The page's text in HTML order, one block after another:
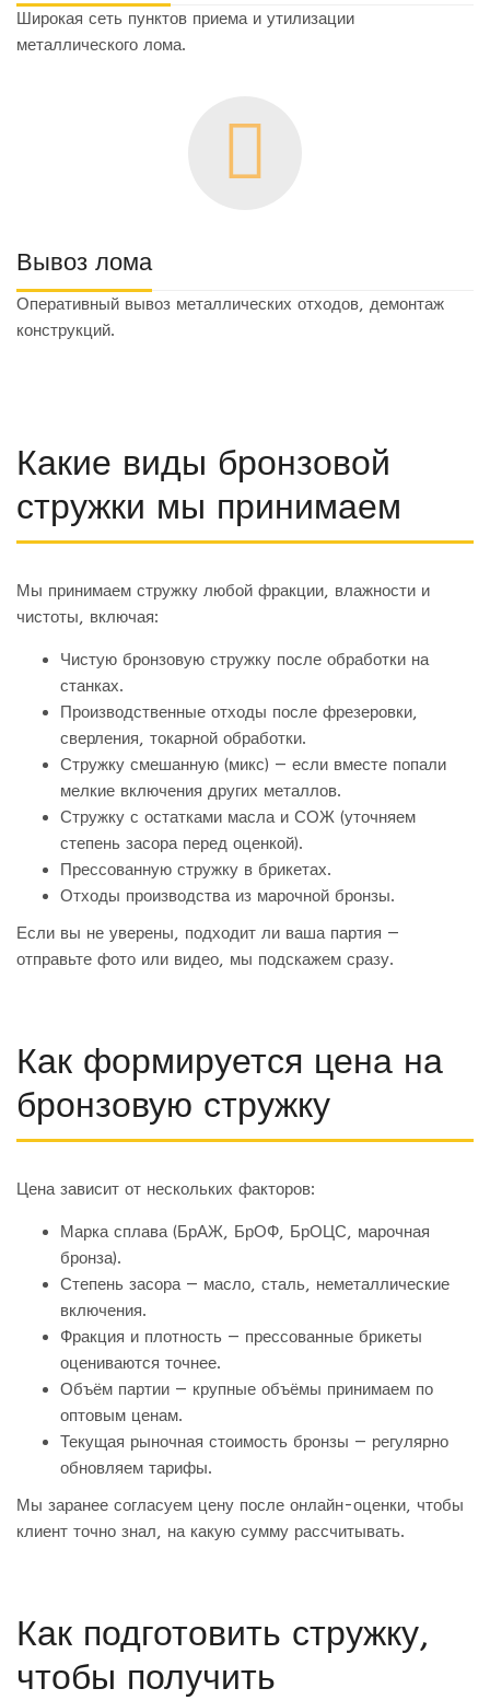
Широкая сеть пунктов приема и утилизации
металлического лома.
Вывоз лома
Оперативный вывоз металлических отходов, демонтаж
конструкций.
Какие виды бронзовой
стружки мы принимаем
Мы принимаем стружку любой фракции, влажности и
чистоты, включая:
Чистую бронзовую стружку после обработки на
станках.
Производственные отходы после фрезеровки,
сверления, токарной обработки.
Стружку смешанную (микс) — если вместе попали
мелкие включения других металлов.
Стружку с остатками масла и СОЖ (уточняем
степень засора перед оценкой).
Прессованную стружку в брикетах.
Отходы производства из марочной бронзы.
Если вы не уверены, подходит ли ваша партия —
отправьте фото или видео, мы подскажем сразу.
Как формируется цена на
бронзовую стружку
Цена зависит от нескольких факторов:
Марка сплава (БрАЖ, БрОФ, БрОЦС, марочная
бронза).
Степень засора — масло, сталь, неметаллические
включения.
Фракция и плотность — прессованные брикеты
оцениваются точнее.
Объём партии — крупные объёмы принимаем по
оптовым ценам.
Текущая рыночная стоимость бронзы — регулярно
обновляем тарифы.
Мы заранее согласуем цену после онлайн-оценки, чтобы
клиент точно знал, на какую сумму рассчитывать.
Как подготовить стружку,
чтобы получить